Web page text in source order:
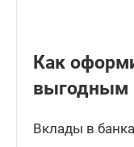
Как
выгодным
Вклады в